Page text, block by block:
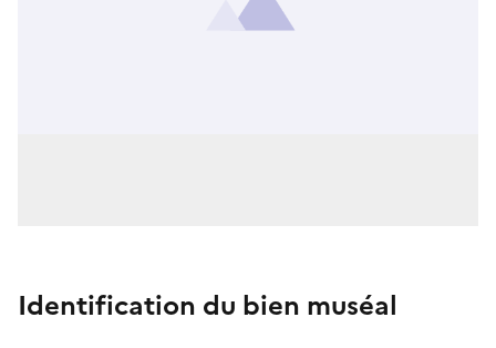
Identification du bien muséal